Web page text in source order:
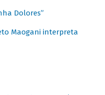
Dolores”
Maogani interpreta